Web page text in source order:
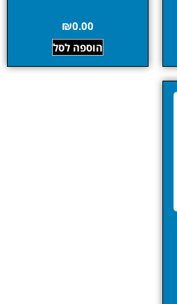
₪0.00
הוספה לסל